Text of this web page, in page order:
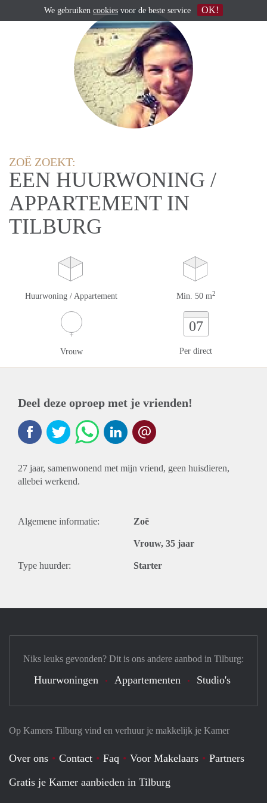
ZOË ZOEKT:
EEN HUURWONING /
APPARTEMENT IN
TILBURG
Huurwoning / Appartement Min. 50 m2
Vrouw
07
Per direct
Deel deze oproep met je vrienden!
27 jaar, samenwonend met mijn vriend, geen huisdieren,
allebei werkend.
Algemene informatie: Zoë
Vrouw, 35 jaar
Type huurder: Starter
Op Kamers Tilburg vind en verhuur je makkelijk je Kamer
Over ons Contact Faq Voor Makelaars
Partners
Gratis je Kamer aanbieden in Tilburg
Niks leuks gevonden? Dit is ons andere aanbod in Tilburg:
Huurwoningen Appartementen Studio's
We gebruiken cookies voor de beste service OK!